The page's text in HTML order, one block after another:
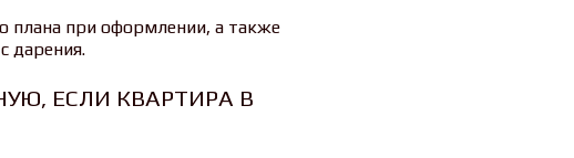
плана при оформлении, а также
дарения.
ЕСЛИ КВАРТИРА В